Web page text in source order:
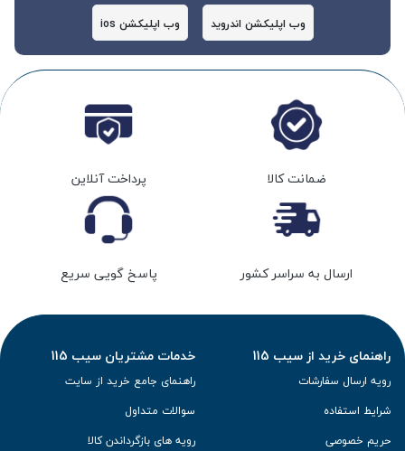
وب اپلیکشن اندروید وب اپلیکشن ios
ضمانت کالا پرداخت آنلاین
ارسال به سراسر کشور پاسخ گویی سریع
راهنمای خرید از سیب 115
رویه ارسال سفارشات
شرایط استفاده
حریم خصوصی
خدمات مشتریان سیب 115
راهنمای جامع خرید از سایت
سوالات متداول
رویه های بازگرداندن کالا